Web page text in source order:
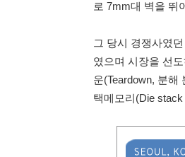
로 7mm대 벽을 뛰
그 당시 경쟁사였
였으며 시장을 선
운(Teardown, 분해
택메모리(Die